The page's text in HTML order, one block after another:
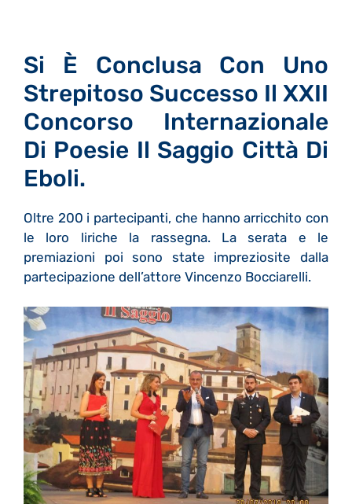
Si È Conclusa Con Uno
Strepitoso Successo Il XXII
Concorso Internazionale
Di Poesie Il Saggio Città Di
Eboli.
Oltre 200 i partecipanti, che hanno arricchito con
le loro liriche la rassegna. La serata e le
premiazioni poi sono state impreziosite dalla
partecipazione dell’attore Vincenzo Bocciarelli.